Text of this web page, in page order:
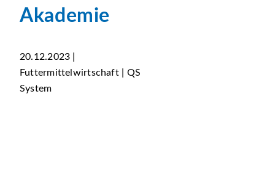
Akademie
20.12.2023 |
Futtermittelwirtschaft | QS
System